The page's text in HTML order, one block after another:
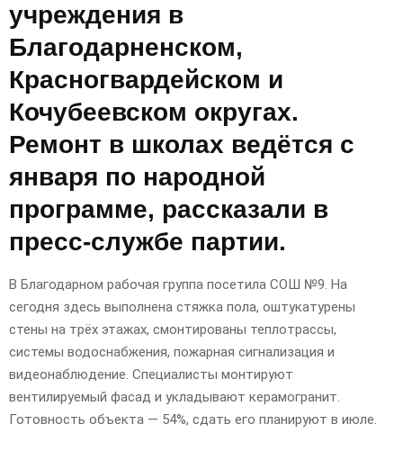
учреждения в
Благодарненском,
Красногвардейском и
Кочубеевском округах.
Ремонт в школах ведётся с
января по народной
программе, рассказали в
пресс-службе партии.
В Благодарном рабочая группа посетила СОШ №9. На
сегодня здесь выполнена стяжка пола, оштукатурены
стены на трёх этажах, смонтированы теплотрассы,
системы водоснабжения, пожарная сигнализация и
видеонаблюдение. Специалисты монтируют
вентилируемый фасад и укладывают керамогранит.
Готовность объекта — 54%, сдать его планируют в июле.